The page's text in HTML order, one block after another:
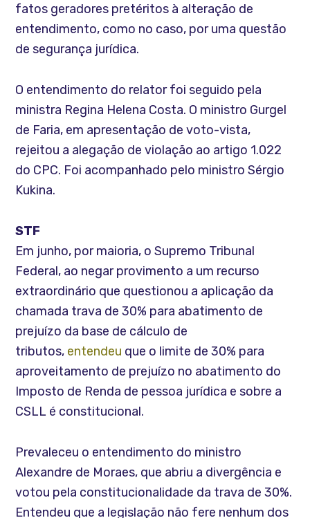
fatos geradores pretéritos à alteração de
entendimento, como no caso, por uma questão
de segurança jurídica.
O entendimento do relator foi seguido pela
ministra Regina Helena Costa. O ministro Gurgel
de Faria, em apresentação de voto-vista,
rejeitou a alegação de violação ao artigo 1.022
do CPC. Foi acompanhado pelo ministro Sérgio
Kukina.
STF
Em junho, por maioria, o Supremo Tribunal
Federal, ao negar provimento a um recurso
extraordinário que questionou a aplicação da
chamada trava de 30% para abatimento de
prejuízo da base de cálculo de
tributos, entendeu que o limite de 30% para
aproveitamento de prejuízo no abatimento do
Imposto de Renda de pessoa jurídica e sobre a
CSLL é constitucional.
Prevaleceu o entendimento do ministro
Alexandre de Moraes, que abriu a divergência e
votou pela constitucionalidade da trava de 30%.
Entendeu que a legislação não fere nenhum dos